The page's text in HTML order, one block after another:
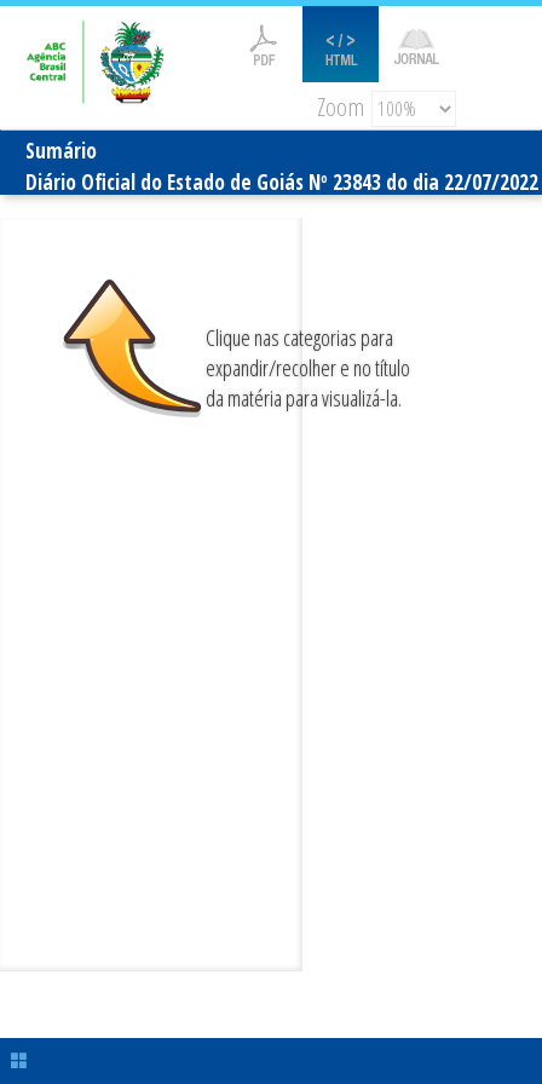
Zoom
Sumário
Diário Oficial do Estado de Goiás Nº 23843 do dia 22/07/2022
Clique nas categorias para
expandir/recolher e no título
da matéria para visualizá-la.